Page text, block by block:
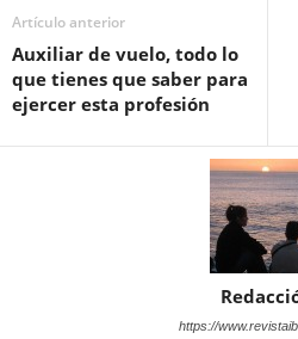
Artículo anterior
Auxiliar de vuelo, todo lo
que tienes que saber para
ejercer esta profesión
https://